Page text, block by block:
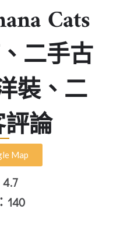
Cats
二手古
裝、二
論
Map
140